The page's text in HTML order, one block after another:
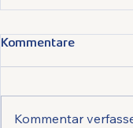
Kommentare
Kommentar